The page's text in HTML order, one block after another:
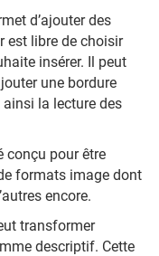
d’ajouter des
est libre de choisir
insérer. Il peut
une bordure
la lecture des
conçu pour être
formats image dont
encore.
transformer
descriptif. Cette